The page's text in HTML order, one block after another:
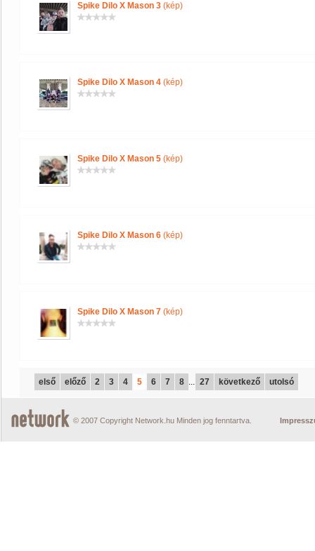
Spike Dilo X Mason 3 (kép)
Spike Dilo X Mason 4 (kép)
Spike Dilo X Mason 5 (kép)
Spike Dilo X Mason 6 (kép)
Spike Dilo X Mason 7 (kép)
első előző 2 3 4 5 6 7 8 ... 27 következő utolsó
© 2007 Copyright Network.hu Minden jog fenntartva.